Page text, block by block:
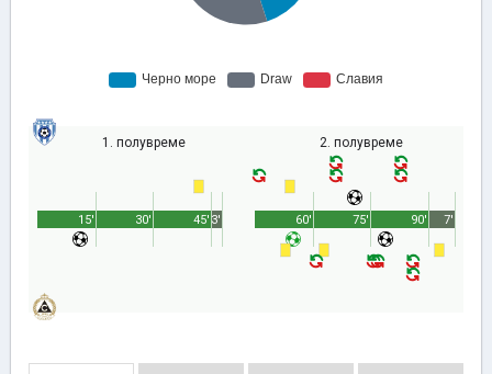
1. полувреме
45'
15' 30' 3'
2. полувреме
90'
60' 75' 7'